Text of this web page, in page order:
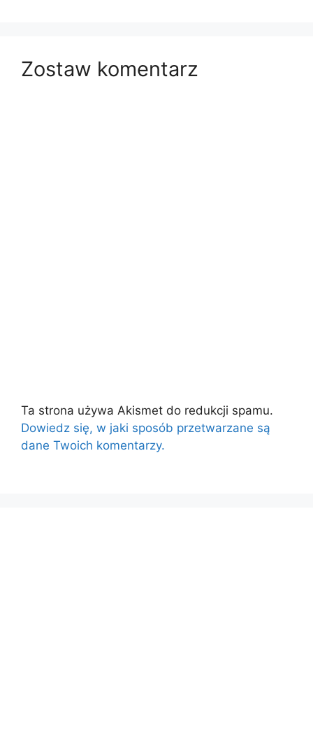
Zostaw komentarz
Ta strona używa Akismet do redukcji spamu.
Dowiedz się, w jaki sposób przetwarzane są
dane Twoich komentarzy.